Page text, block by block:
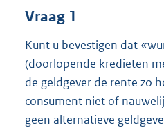
Vraag 1
Kunt u bevestigen dat
(doorlopende kredieten
de geldgever de rente zo
consument niet of
geen alternatieve